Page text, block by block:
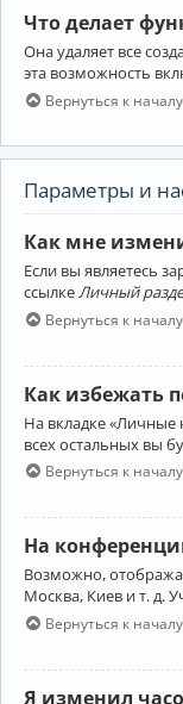
Что делает
Она удаляет все
эта возможность
Вернуться к началу
Параметры и
Как мне
Если вы являетесь
ссылкеЛичный
Вернуться к началу
Как избежать
На вкладке «Личные
всех остальных вы
Вернуться к началу
На
Возможно,
Москва, Киев и т. д.
Вернуться к началу
Я изменил